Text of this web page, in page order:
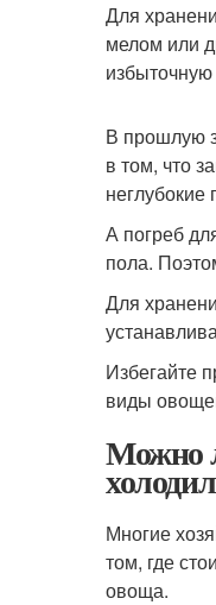
Для
мелом или
избыточную
В прошлую
в том, что
А погреб
пола.
Для
Избегайте
виды
Можно
Многие
том, где
овоща.